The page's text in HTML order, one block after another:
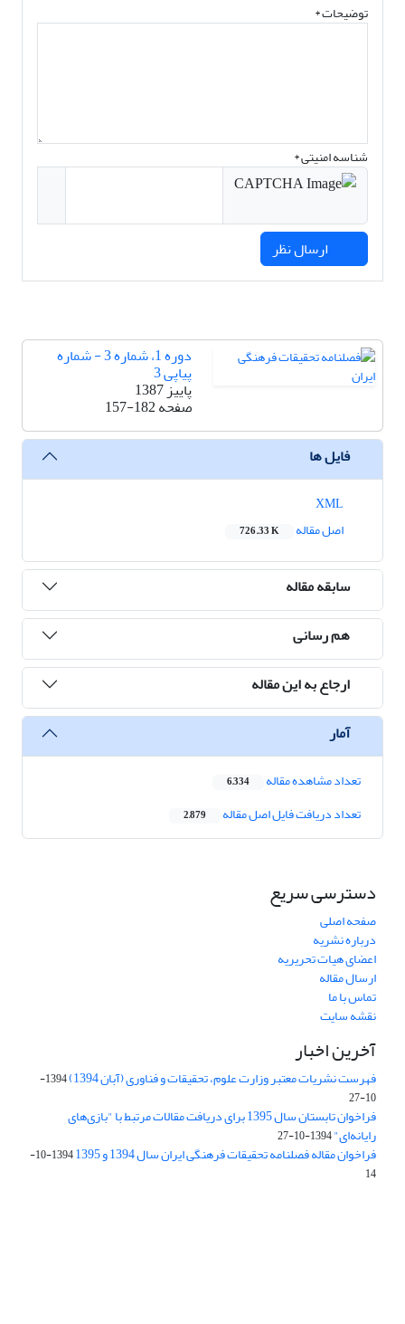
توضیحات *
شناسه امنیتی *
دوره 1، شماره 3 - شماره
پیاپی 3
پاییز 1387
صفحه157-182
فایل ها
اصل مقاله
726.33 K
سابقه مقاله
هم رسانی
ارجاع به این مقاله
آمار
تعداد مشاهده مقاله 6,334
تعداد دریافت فایل اصل مقاله 2,879
دسترسی سریع
صفحه اصلی
درباره نشریه
اعضای هیات تحریریه
ارسال مقاله
تماس با ما
نقشه سایت
آخرین اخبار
فهرست نشریات معتبر وزارت علوم، تحقیقات و فناوری (آبان 1394)
1394-
10-27
فراخوان تابستان سال 1395 برای دریافت مقالات مرتبط با "بازی‌های
رایانه‌ای"1394-10-27
فراخوان مقاله فصلنامه تحقیقات فرهنگی ایران سال 1394 و 1395
1394-10-
14